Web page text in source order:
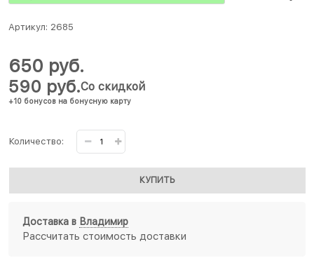
Артикул: 2685
590 руб.
+10 бонусов на бонусную карту
Со скидкой
650 руб.
Количество:
КУПИТЬ
Доставка в Владимир
Рассчитать стоимость доставки